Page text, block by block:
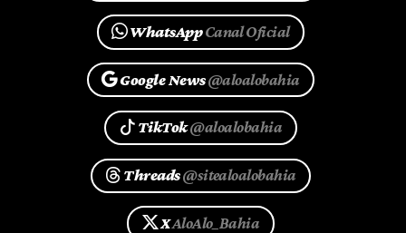
WhatsAppCanal Oficial
Google News@aloalobahia
TikTok@aloalobahia
Threads@sitealoalobahia
XAloAlo_Bahia